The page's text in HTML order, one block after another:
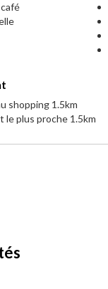
shopping 1.5km
le plus proche 1.5km